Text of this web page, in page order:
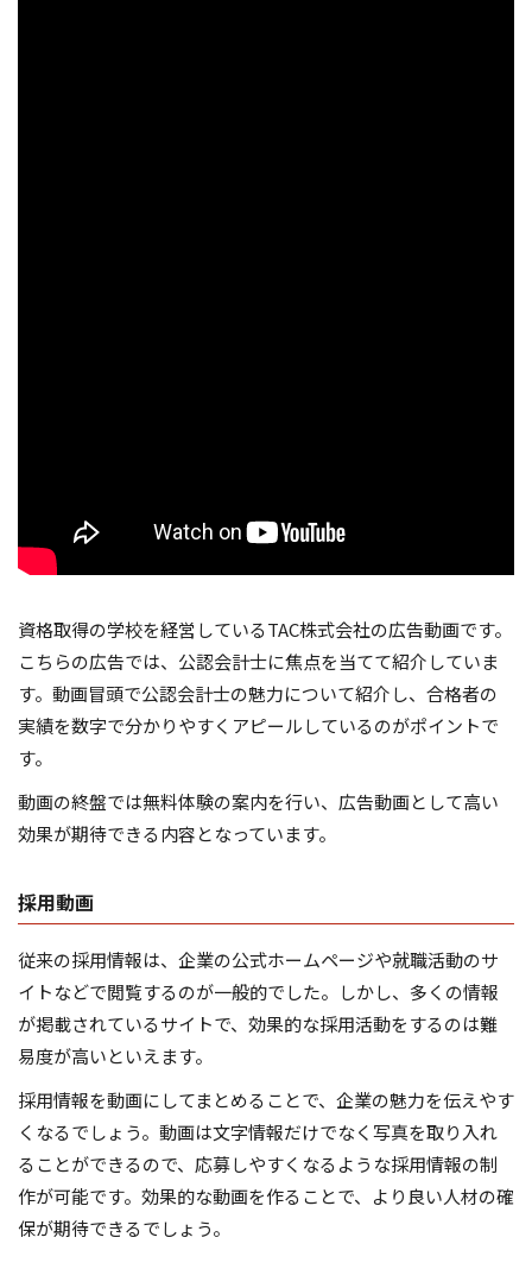
資格取得の学校を経営しているTAC株式会社の広告動画です。
こちらの広告では、公認会計士に焦点を当てて紹介していま
す。動画冒頭で公認会計士の魅力について紹介し、合格者の
実績を数字で分かりやすくアピールしているのがポイントで
す。
動画の終盤では無料体験の案内を行い、広告動画として高い
効果が期待できる内容となっています。
採用動画
従来の採用情報は、企業の公式ホームページや就職活動のサ
イトなどで閲覧するのが一般的でした。しかし、多くの情報
が掲載されているサイトで、効果的な採用活動をするのは難
易度が高いといえます。
採用情報を動画にしてまとめることで、企業の魅力を伝えやす
くなるでしょう。動画は文字情報だけでなく写真を取り入れ
ることができるので、応募しやすくなるような採用情報の制
作が可能です。効果的な動画を作ることで、より良い人材の確
保が期待できるでしょう。